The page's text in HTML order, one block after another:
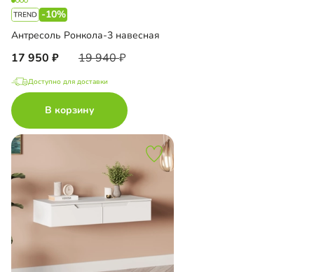
-10%
Антресоль Ронкола-3 навесная
17 950 19 940
Доступно для доставки
В корзину